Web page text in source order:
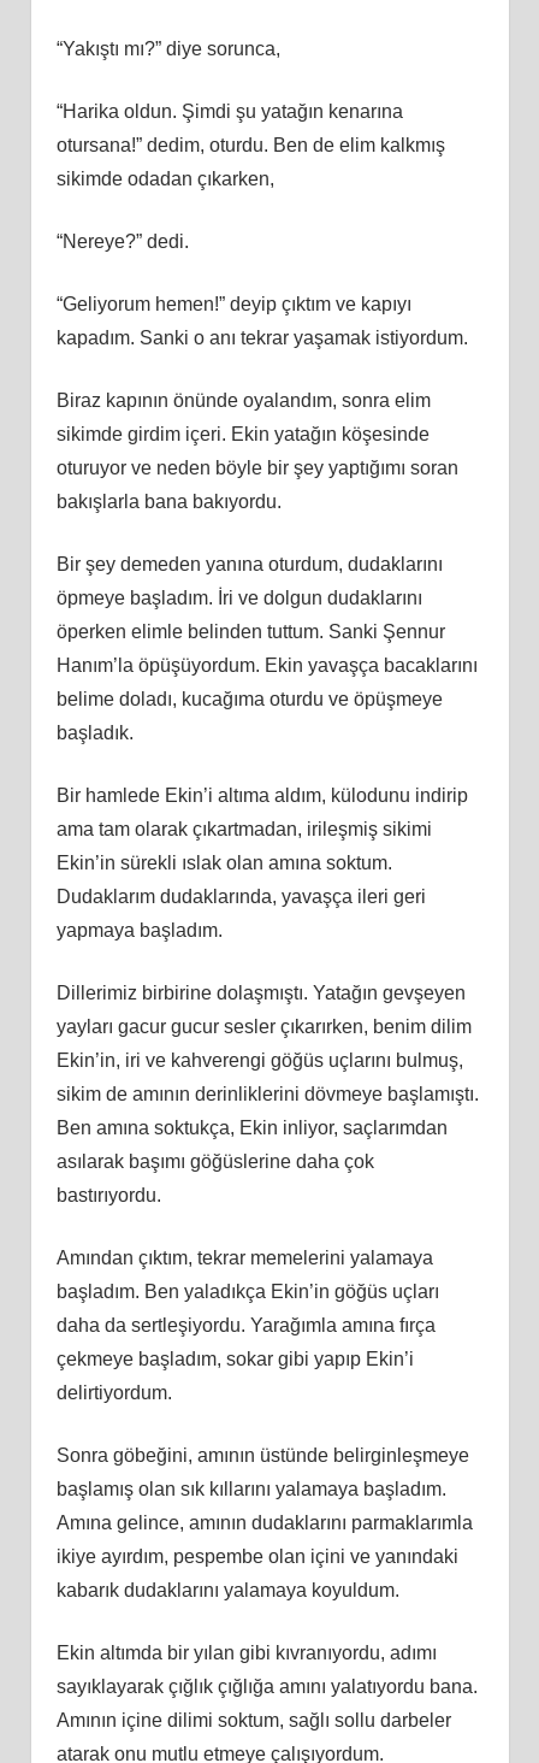
“Yakıştı mı?” diye sorunca,
“Harika oldun. Şimdi şu yatağın kenarına
otursana!” dedim, oturdu. Ben de elim kalkmış
sikimde odadan çıkarken,
“Nereye?” dedi.
“Geliyorum hemen!” deyip çıktım ve kapıyı
kapadım. Sanki o anı tekrar yaşamak istiyordum.
Biraz kapının önünde oyalandım, sonra elim
sikimde girdim içeri. Ekin yatağın köşesinde
oturuyor ve neden böyle bir şey yaptığımı soran
bakışlarla bana bakıyordu.
Bir şey demeden yanına oturdum, dudaklarını
öpmeye başladım. İri ve dolgun dudaklarını
öperken elimle belinden tuttum. Sanki Şennur
Hanım’la öpüşüyordum. Ekin yavaşça bacaklarını
belime doladı, kucağıma oturdu ve öpüşmeye
başladık.
Bir hamlede Ekin’i altıma aldım, külodunu indirip
ama tam olarak çıkartmadan, irileşmiş sikimi
Ekin’in sürekli ıslak olan amına soktum.
Dudaklarım dudaklarında, yavaşça ileri geri
yapmaya başladım.
Dillerimiz birbirine dolaşmıştı. Yatağın gevşeyen
yayları gacur gucur sesler çıkarırken, benim dilim
Ekin’in, iri ve kahverengi göğüs uçlarını bulmuş,
sikim de amının derinliklerini dövmeye başlamıştı.
Ben amına soktukça, Ekin inliyor, saçlarımdan
asılarak başımı göğüslerine daha çok
bastırıyordu.
Amından çıktım, tekrar memelerini yalamaya
başladım. Ben yaladıkça Ekin’in göğüs uçları
daha da sertleşiyordu. Yarağımla amına fırça
çekmeye başladım, sokar gibi yapıp Ekin’i
delirtiyordum.
Sonra göbeğini, amının üstünde belirginleşmeye
başlamış olan sık kıllarını yalamaya başladım.
Amına gelince, amının dudaklarını parmaklarımla
ikiye ayırdım, pespembe olan içini ve yanındaki
kabarık dudaklarını yalamaya koyuldum.
Ekin altımda bir yılan gibi kıvranıyordu, adımı
sayıklayarak çığlık çığlığa amını yalatıyordu bana.
Amının içine dilimi soktum, sağlı sollu darbeler
atarak onu mutlu etmeye çalışıyordum.